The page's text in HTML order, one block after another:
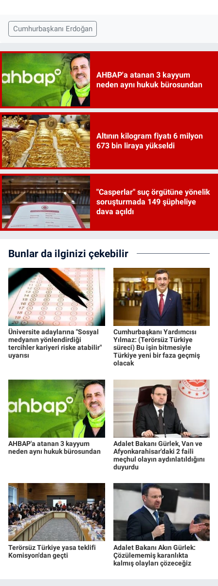
Cumhurbaşkanı Erdoğan
AHBAP'a atanan 3 kayyum
neden aynı hukuk bürosundan
Altının kilogram fiyatı 6 milyon
673 bin liraya yükseldi
"Casperlar" suç örgütüne yönelik
soruşturmada 149 şüpheliye
dava açıldı
Bunlar da ilginizi çekebilir
Üniversite adaylarına "Sosyal
medyanın yönlendirdiği
tercihler kariyeri riske atabilir"
uyarısı
Cumhurbaşkanı Yardımcısı
Yılmaz: (Terörsüz Türkiye
süreci) Bu işin bitmesiyle
Türkiye yeni bir faza geçmiş
olacak
AHBAP'a atanan 3 kayyum
neden aynı hukuk bürosundan
Adalet Bakanı Gürlek, Van ve
Afyonkarahisar'daki 2 faili
meçhul olayın aydınlatıldığını
duyurdu
Terörsüz Türkiye yasa teklifi
Komisyon'dan geçti
Adalet Bakanı Akın Gürlek:
Çözülememiş karanlıkta
kalmış olayları çözeceğiz